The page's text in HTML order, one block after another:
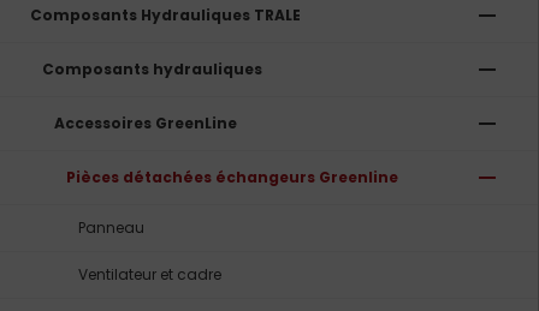
Composants Hydrauliques TRALE remove
Composants hydrauliques remove
Accessoires GreenLine remove
Pièces détachées échangeurs Greenline remove
Panneau
Ventilateur et cadre